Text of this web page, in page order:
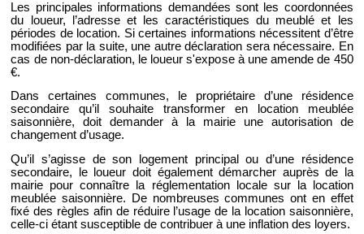
Les principales informations demandées sont les coordonnées
du loueur, l’adresse et les caractéristiques du meublé et les
périodes de location. Si certaines informations nécessitent d’être
modifiées par la suite, une autre déclaration sera nécessaire. En
cas de non-déclaration, le loueur s'expose à une amende de 450
€.
Dans certaines communes, le propriétaire d’une résidence
secondaire qu’il souhaite transformer en location meublée
saisonnière, doit demander à la mairie une autorisation de
changement d’usage.
Qu’il s’agisse de son logement principal ou d’une résidence
secondaire, le loueur doit également démarcher auprès de la
mairie pour connaître la réglementation locale sur la location
meublée saisonnière. De nombreuses communes ont en effet
fixé des règles afin de réduire l’usage de la location saisonnière,
celle-ci étant susceptible de contribuer à une inflation des loyers.